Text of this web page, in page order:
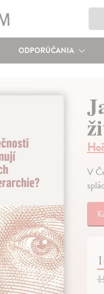
ODPORÚČANIA
V